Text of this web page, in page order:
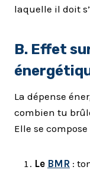
laquelle il doit
B. Effet
La dépense
combien tu
Elle se
Le BMR :